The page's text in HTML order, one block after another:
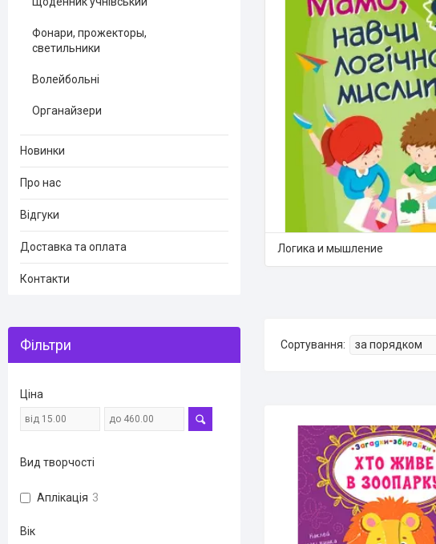
Логика и мышление
Фонари, прожекторы,
светильники
Волейбольні
Органайзери
Новинки
Про нас
Відгуки
Доставка та оплата
Контакти
Фільтри
Ціна
Вид творчості
Аплікація 3
Вік